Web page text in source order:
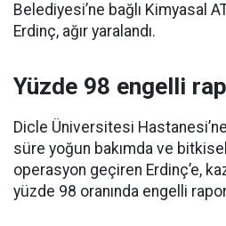
Belediyesi’ne bağlı Kimyasal
Erdinç, ağır yaralandı.
Yüzde 98 engelli
Dicle Üniversitesi
süre yoğun bakımda ve
operasyon geçiren Erdinç’e,
yüzde 98 oranında engelli